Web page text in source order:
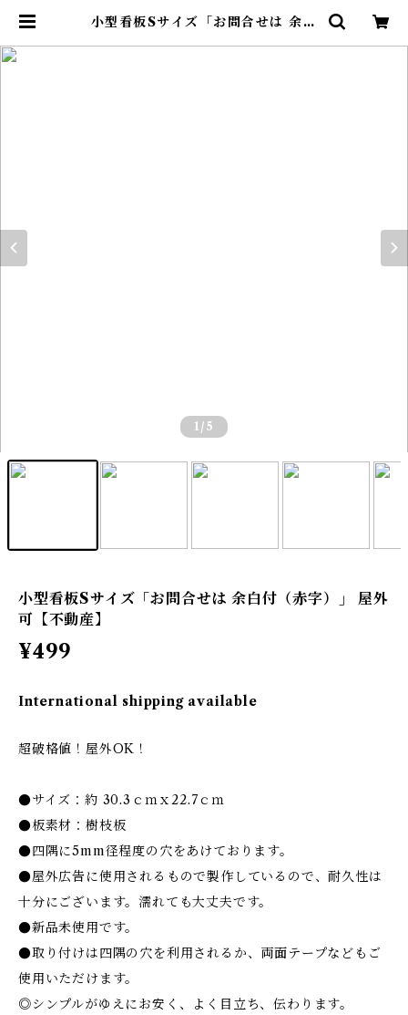
小型看板Sサイズ「お問合せは 余白
安看板販売のシルキー・サイン
1 /5
小型看板Sサイズ「お問合せは 余白付（赤字）」 屋外
可【不動産】
¥499
International shipping available
超破格値！屋外OK！
●サイズ：約 30.3ｃｍｘ22.7ｃｍ
●板素材：樹枝板
●四隅に5mm径程度の穴をあけております。
●屋外広告に使用されるもので製作しているので、耐久性は
十分にございます。濡れても大丈夫です。
●新品未使用です。
●取り付けは四隅の穴を利用されるか、両面テープなどもご
使用いただけます。
◎シンプルがゆえにお安く、よく目立ち、伝わります。